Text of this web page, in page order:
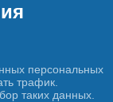
персональных
трафик.
таких данных.